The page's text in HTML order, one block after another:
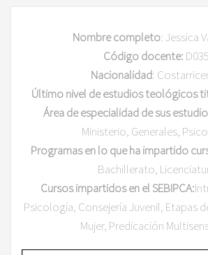
Nombre completo: Jessica
Código docente: D035
Nacionalidad:
Último nivel de estudios teológicos
Área de especialidad de sus
Ministerio, Generales,
Programas en lo que ha impartido
Bachillerato,
Cursos impartidos en el SEBIPCA:
Psicología, Consejería Juvenil, Etapas
Mujer, Predicación